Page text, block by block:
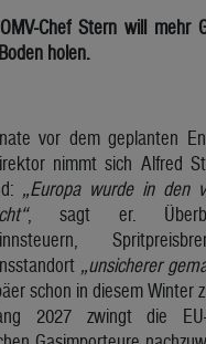
Chef Stern will mehr
holen.
vor dem geplanten
nimmt sich Alfred
„Europa wurde in den
, sagt er.
„unsicherer
schon in diesem Winter
2027 zwingt die EU-